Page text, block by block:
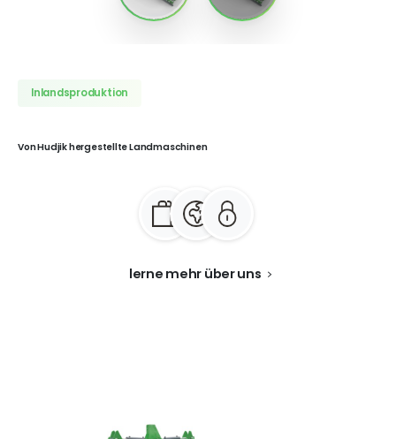
Inlandsproduktion
VonHudjikhergestellteLandmaschinen
lerne mehr über uns